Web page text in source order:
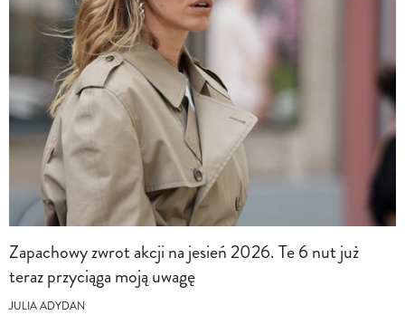
Zapachowy zwrot akcji na jesień 2026. Te 6 nut już
teraz przyciąga moją uwagę
JULIA ADYDAN